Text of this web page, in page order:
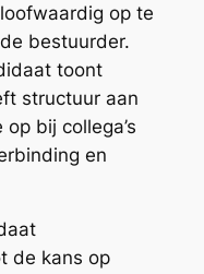
op te
bestuurder.
toont
structuur aan
bij collega’s
en
de kans op